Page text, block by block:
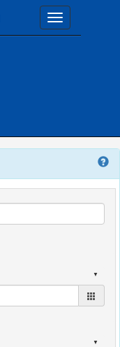
Toggle